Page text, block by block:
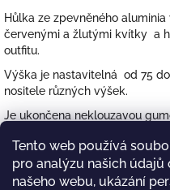
Tento web používá
pro analýzu našich
našeho webu, ukázání
Hůlka ze zpevněného
červenými a žlutými kvítky a
outfitu.
Výška je nastavitelná od 75
nositele různých výšek.
Je ukončena neklouzavou
Hmotnost hůlky je 350 g.